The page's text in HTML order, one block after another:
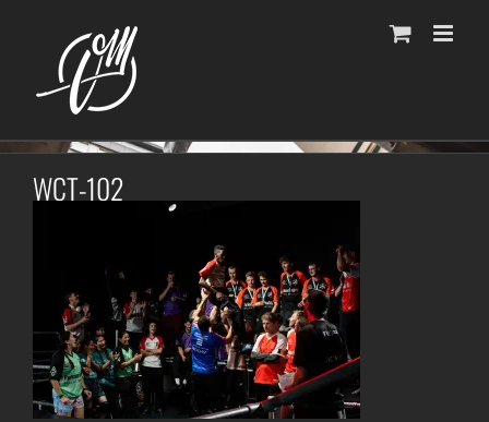
innehållet
WCT-102